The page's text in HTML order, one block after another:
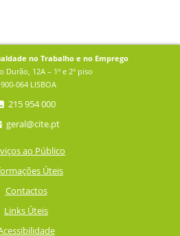
no Trabalho e no Emprego
Durão, 12A – 1º e 2º piso
064 LISBOA
215 954 000
geral@cite.pt
ao Público
Úteis
Contactos
Links Úteis